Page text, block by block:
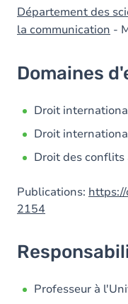
Département des
la communication -
Domaines
Droit
Droit
Droit des conflits
Publications:
2154
Professeur à